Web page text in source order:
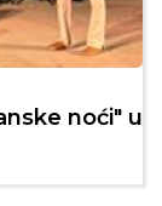
noći" u